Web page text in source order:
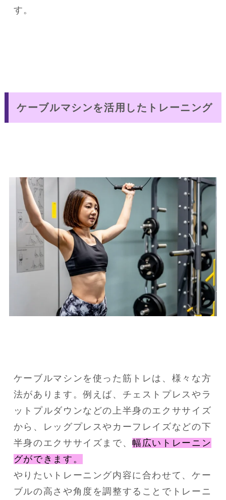
す。
ケーブルマシンを活用したトレーニング
ケーブルマシンを使った筋トレは、様々な方
法があります。例えば、チェストプレスやラ
ットプルダウンなどの上半身のエクササイズ
から、レッグプレスやカーフレイズなどの下
半身のエクササイズまで、幅広いトレーニン
グができます。
やりたいトレーニング内容に合わせて、ケー
ブルの高さや角度を調整することでトレーニ